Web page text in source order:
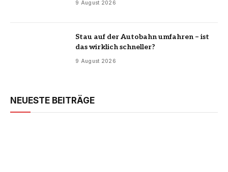
9 August 2026
Stau auf der Autobahn umfahren – ist
das wirklich schneller?
9 August 2026
NEUESTE BEITRÄGE